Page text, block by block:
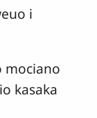
i
mociano
kasaka